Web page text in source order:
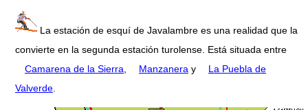
La estación de esquí de Javalambre es una realidad que la
convierte en la segunda estación turolense. Está situada entre
Camarena de la Sierra
Manzanera y
La Puebla de
Valverde